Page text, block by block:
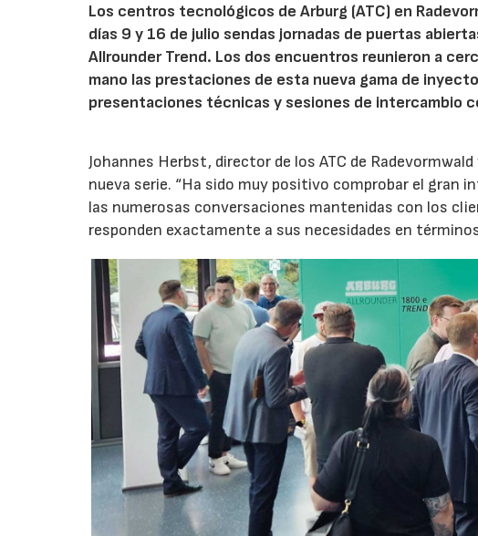
Los centros tecnológicos de Arburg (ATC) en
días 9 y 16 de julio sendas jornadas de puertas
Allrounder Trend. Los dos encuentros reunieron a
mano las prestaciones de esta nueva gama de
presentaciones técnicas y sesiones de intercambio
Johannes Herbst, director de los ATC de
nueva serie. “Ha sido muy positivo comprobar el gran
las numerosas conversaciones mantenidas con los
responden exactamente a sus necesidades en